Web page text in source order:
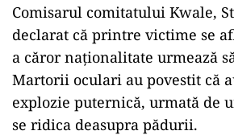
Comisarul comitatului Kwale,
declarat că printre victime se
a căror naționalitate urmează
Martorii oculari au povestit că
explozie puternică, urmată de
se ridica deasupra pădurii.